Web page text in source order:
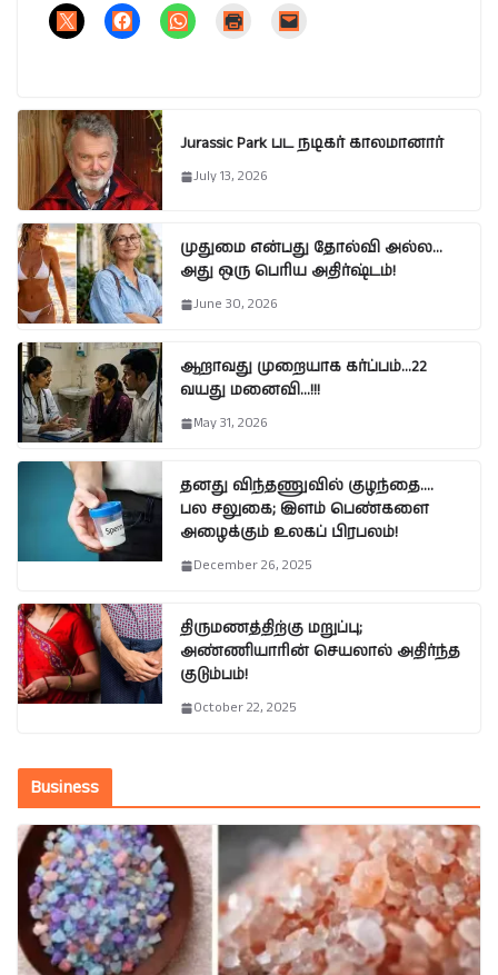
Jurassic Park பட நடிகர் காலமானார்
July 13, 2026
முதுமை என்பது தோல்வி அல்ல…
அது ஒரு பெரிய அதிர்ஷ்டம்!
June 30, 2026
ஆறாவது முறையாக கர்ப்பம்…22
வயது மனைவி…!!!
May 31, 2026
தனது விந்தணுவில் குழந்தை….
பல சலுகை; இளம் பெண்களை
அழைக்கும் உலகப் பிரபலம்!
December 26, 2025
திருமணத்திற்கு மறுப்பு;
அண்ணியாரின் செயலால் அதிர்ந்த
குடும்பம்!
October 22, 2025
Business